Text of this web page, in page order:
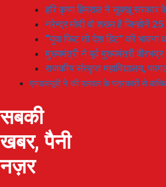
हरि कृष्ण हिमराल ने सुक्खू सरकार के
नरेन्द्र मोदी वो शख्स है जिन्होनें
“युवा फिट तो देश हिट” की
मुख्यमंत्री ने पूर्व मुख्यमंत्री
राजकीय संस्कृत महाविद्यालय,
एमडब्ल्यूबी ने की पलवल के पत्रकारों से कथित
सबकी
खबर, पैनी
नज़र